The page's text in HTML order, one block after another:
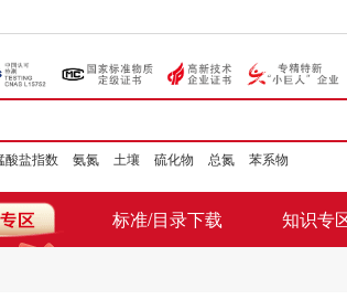
酸盐指数 氨氮 土壤 硫化物 总氮 苯系物
标准/目录下载 知识专